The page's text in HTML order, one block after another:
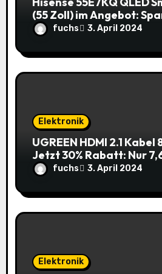
(55 Zoll) im Angebot:
145,85€!
fuchs 3. April 2024
Elektronik
UGREEN HDMI 2.1 Kabel
Jetzt 30% Rabatt: Nur
10,99€
fuchs 3. April 2024
Elektronik